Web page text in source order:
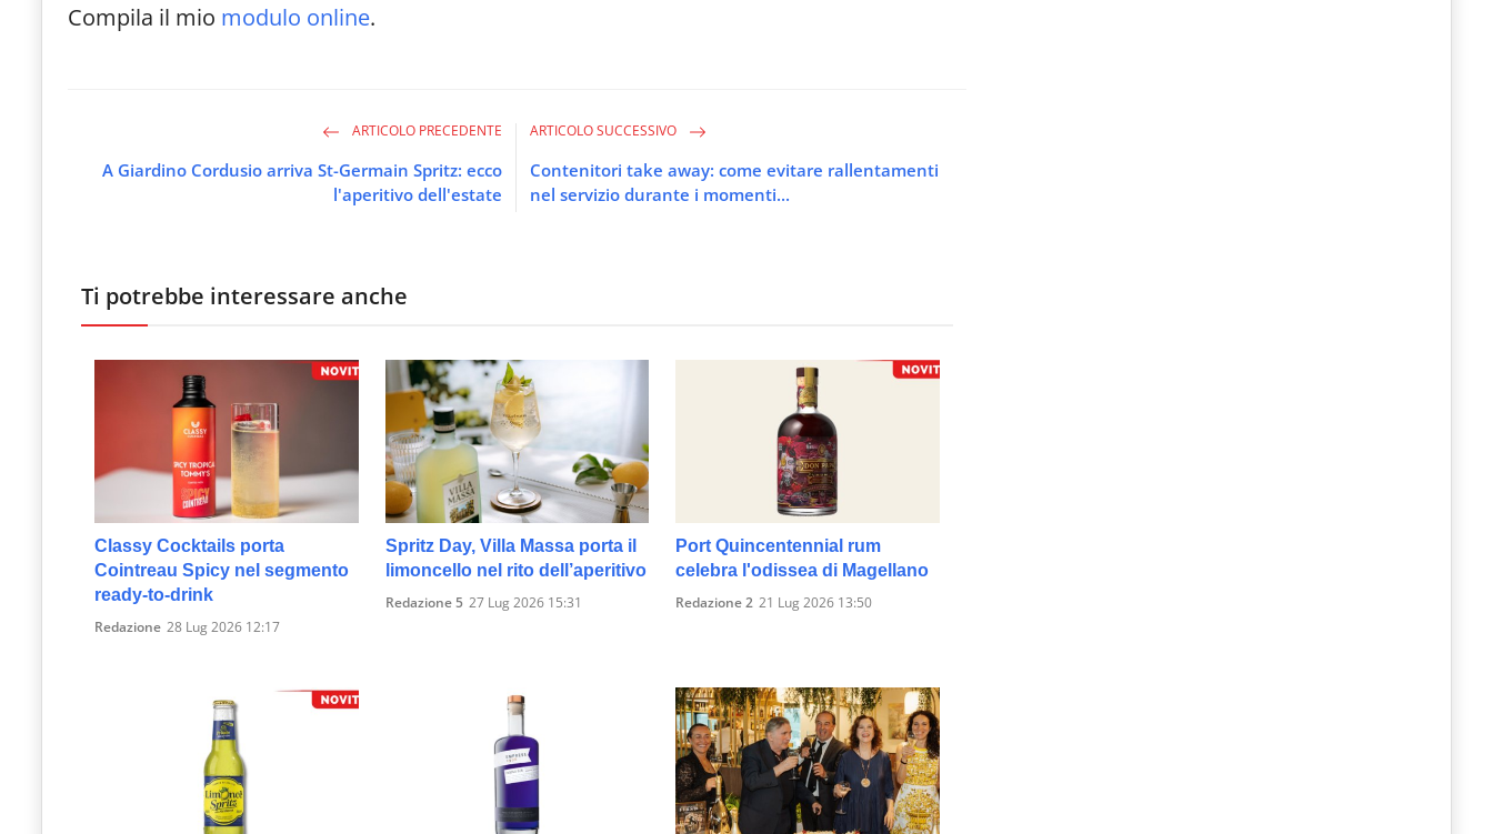
Compila il mio modulo online.
ARTICOLO PRECEDENTE
A Giardino Cordusio arriva St-Germain Spritz: ecco
l'aperitivo dell'estate
ARTICOLO SUCCESSIVO
Contenitori take away: come evitare rallentamenti
nel servizio durante i momenti...
Ti potrebbe interessare anche
Classy Cocktails porta
Cointreau Spicy nel segmento
ready-to-drink
Redazione 28 Lug 2026 12:17
Spritz Day, Villa Massa porta il
limoncello nel rito dell’aperitivo
Redazione 5 27 Lug 2026 15:31
Port Quincentennial rum
celebra l'odissea di Magellano
Redazione 2 21 Lug 2026 13:50